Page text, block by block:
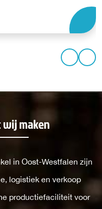
maken
in Oost-Westfalen zijn
logistiek en verkoop
productiefaciliteit voor